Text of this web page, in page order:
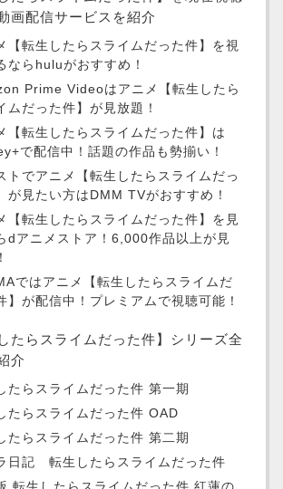
画配信サービスを紹介
【転生したらスライムだった件】を視
ならhuluがおすすめ！
Prime Videoはアニメ【転生したら
ムだった件】が見放題！
【転生したらスライムだった件】は
で配信中！話題の作品も勢揃い！
トでアニメ【転生したらスライムだっ
が見たい方はDMM TVがおすすめ！
【転生したらスライムだった件】を見
dアニメストア！6,000作品以上が見
ではアニメ【転生したらスライムだ
】が配信中！プレミアムで視聴可能！
たらスライムだった件】シリーズ全
介
たらスライムだった件 第一期
たらスライムだった件 OAD
たらスライムだった件 第二期
日記 転生したらスライムだった件